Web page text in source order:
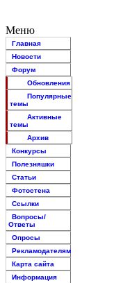
Меню
Главная
Новости
Форум
Обновления
Популярные
темы
Активные
темы
Архив
Конкурсы
Полезняшки
Статьи
Фотостена
Ссылки
Вопросы/
Ответы
Опросы
Рекламодателям
Карта сайта
Информация